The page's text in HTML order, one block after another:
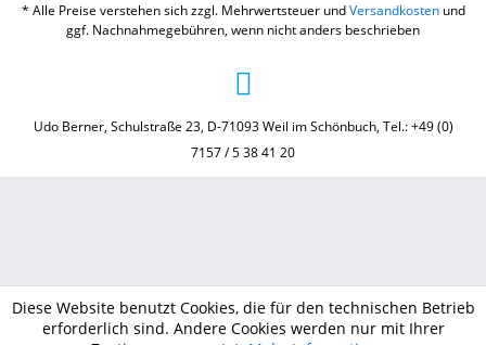
* Alle Preise verstehen sich zzgl. Mehrwertsteuer undVersandkostenund
ggf. Nachnahmegebühren, wenn nicht anders beschrieben
Udo Berner, Schulstraße 23, D-71093 Weil im Schönbuch, Tel.: +49 (0)
7157 / 5 38 41 20
Diese Website benutzt Cookies, die für den technischen Betrieb
erforderlich sind. Andere Cookies werden nur mit Ihrer